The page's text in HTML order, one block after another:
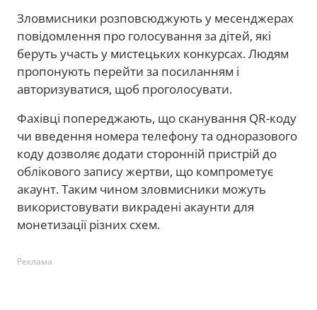
Зловмисники розповсюджують у месенджерах
повідомлення про голосування за дітей, які
беруть участь у мистецьких конкурсах. Людям
пропонують перейти за посиланням і
авторизуватися, щоб проголосувати.
Фахівці попереджають, що сканування QR-коду
чи введення номера телефону та одноразового
коду дозволяє додати сторонній пристрій до
облікового запису жертви, що компрометує
акаунт. Таким чином зловмисники можуть
використовувати викрадені акаунти для
монетизації різних схем.
Реклама